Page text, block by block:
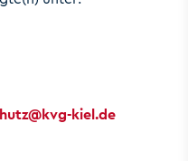
@kvg-kiel.de